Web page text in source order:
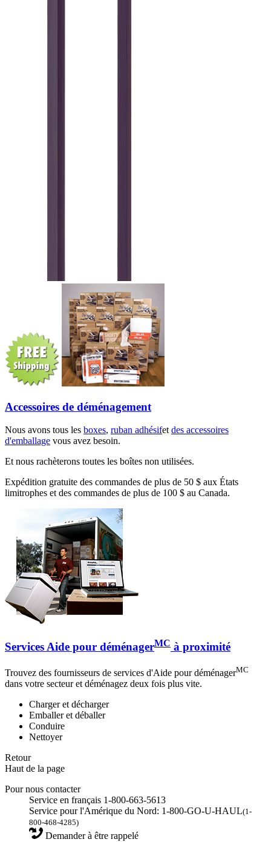
Accessoires de déménagement
Nous avons tous les boxes, ruban adhésifetdes accessoires
d'emballage vous avez besoin.
Et nous rachèterons toutes les boîtes non utilisées.
Expédition gratuite des commandes de plus de 50 $ aux États
limitrophes et des commandes de plus de 100 $ au Canada.
Services Aide pour déménagerMC à proximité
Trouvez des fournisseurs de services d'Aide pour déménagerMC
dans votre secteur et déménagez deux fois plus vite.
Charger et décharger
Emballer et déballer
Conduire
Nettoyer
Retour
Haut de la page
Pour nous contacter
Service en français 1-800-663-5613
Service pour l'Amérique du Nord: 1-800-GO-U-HAUL(1-
800-468-4285)
Demander à être rappelé